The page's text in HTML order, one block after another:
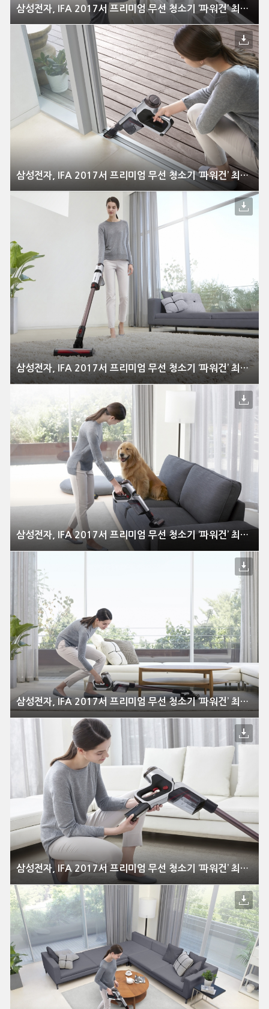
삼성전자, IFA 2017서 프리미엄 무선 청소기 ‘파워건’ 최초 공개
삼성전자, IFA 2017서 프리미엄 무선 청소기 ‘파워건’ 최초 공개
삼성전자, IFA 2017서 프리미엄 무선 청소기 ‘파워건’ 최초 공개
삼성전자, IFA 2017서 프리미엄 무선 청소기 ‘파워건’ 최초 공개
삼성전자, IFA 2017서 프리미엄 무선 청소기 ‘파워건’ 최초 공개
삼성전자, IFA 2017서 프리미엄 무선 청소기 ‘파워건’ 최초 공개